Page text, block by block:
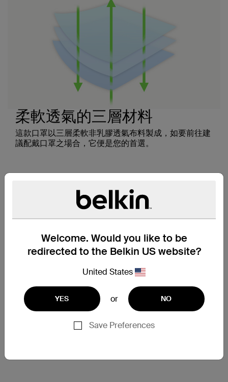
Welcome. Would you like to be
redirected to the Belkin US website?
United States
YES or NO
Save Preferences
柔軟透氣的三層材料
這款口罩以三層柔軟非乳膠透氣布料製成，如要前往建
議配戴口罩之場合，它便是您的首選。
單一尺寸，人人合用
人人合用的單一尺寸設計，能滿足任何人的需求。如果